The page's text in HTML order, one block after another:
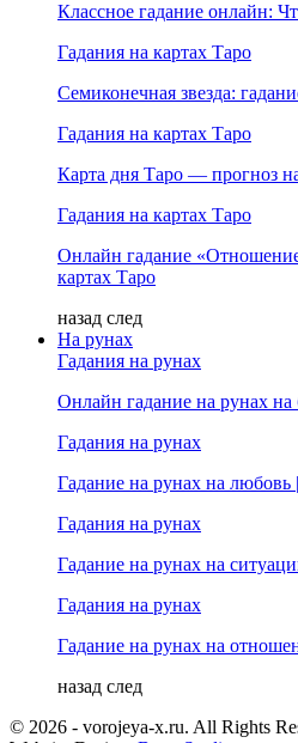
Классное гадание онлайн:
Гадания на картах Таро
Семиконечная звезда:
Гадания на картах Таро
Карта дня Таро — прогноз
Гадания на картах Таро
Онлайн гадание
картах Таро
назад след
На рунах
Гадания на рунах
Онлайн гадание на рунах на
Гадания на рунах
Гадание на рунах на
Гадания на рунах
Гадание на рунах на
Гадания на рунах
Гадание на рунах на
назад след
© 2026 - vorojeya-x.ru. All Rights